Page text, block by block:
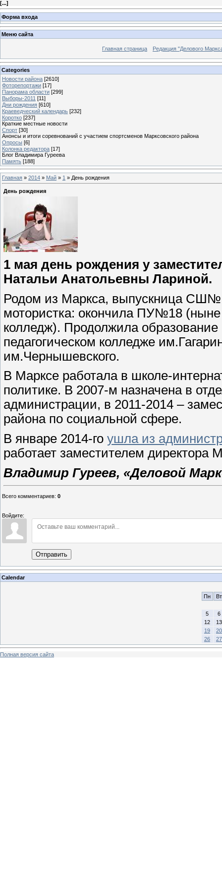
[...]
Форма входа
Меню сайта
Главная страница Редакция "Делового
Categories
Новости района [2610]
Фоторепортажи [17]
Панорама области [299]
Выборы-2011 [11]
Дни рождения [610]
Краеведческий календарь [232]
Коротко [237]
Краткие местные новости
Спорт [30]
Анонсы и итоги соревнований с участием спортсменов Марксовского района
Опросы [6]
Колонка редактора [17]
Блог Владимира Гуреева
Память [188]
Главная » 2014 » Май » 1 » День рождения
День рождения
1 мая день рождения у
Натальи Анатольевны Лариной.
Родом из Маркса, выпускница
мотористка: окончила ПУ№18 (ныне
колледж). Продолжила
педагогическом колледже
им.Чернышевского.
В Марксе работала в школе-
политике. В 2007-м назначена в
администрации, в 2011-2014 –
района по социальной сфере.
В январе 2014-го ушла из
работает заместителем директора
Владимир Гуреев, «Деловой
Всего комментариев: 0
Войдите:
Отправить
Calendar
Пн Вт
5
6
12
13
19
20
26
27
Полная версия сайта